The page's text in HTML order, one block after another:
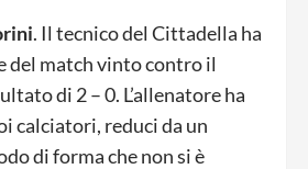
. Il tecnico del Cittadella ha
del match vinto contro il
di 2 – 0. L’allenatore ha
calciatori, reduci da un
di forma che non si è